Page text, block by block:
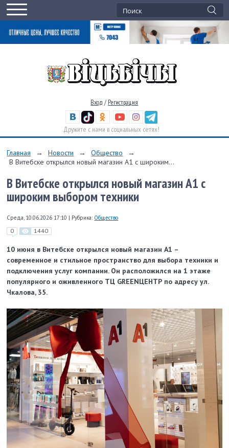
Вход / Регистрация
Дружите с нами в социальных сетях!
Главная → Новости → Общество
→
В Витебске открылся новый магазин А1 с широким...
В Витебске открылся новый магазин А1 с
широким выбором техники
Среда, 10.06.2026 17:10 | Рубрика: Общество
0 1440
10 июня в Витебске открылся новый магазин А1 –
современное и стильное пространство для выбора техники и
подключения услуг компании. Он расположился на 1 этаже
популярного и оживленного ТЦ GREENЦЕНТР по адресу ул.
Чкалова, 35.